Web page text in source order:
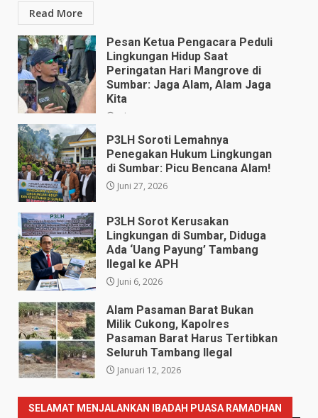
Read More
Pesan Ketua Pengacara Peduli
Lingkungan Hidup Saat
Peringatan Hari Mangrove di
Sumbar: Jaga Alam, Alam Jaga
Kita
Juli 28, 2026
P3LH Soroti Lemahnya
Penegakan Hukum Lingkungan
di Sumbar: Picu Bencana Alam!
Juni 27, 2026
P3LH Sorot Kerusakan
Lingkungan di Sumbar, Diduga
Ada ‘Uang Payung’ Tambang
Ilegal ke APH
Juni 6, 2026
Alam Pasaman Barat Bukan
Milik Cukong, Kapolres
Pasaman Barat Harus Tertibkan
Seluruh Tambang Ilegal
Januari 12, 2026
SELAMAT MENJALANKAN IBADAH PUASA RAMADHAN